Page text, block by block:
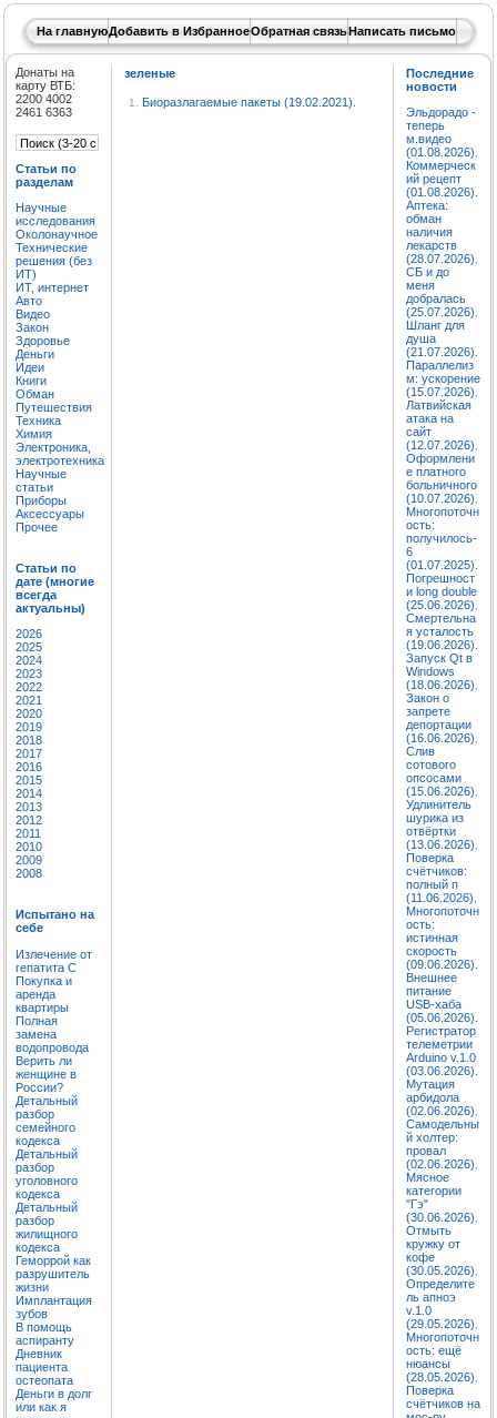
На главнуюДобавить в ИзбранноеОбратная связьНаписать письмо
Донаты на
карту ВТБ:
2200 4002
2461 6363
Статьи по
разделам
Научные
исследования
Околонаучное
Технические
решения (без
ИТ)
ИТ, интернет
Авто
Видео
Закон
Здоровье
Деньги
Идеи
Книги
Обман
Путешествия
Техника
Химия
Электроника,
электротехника
Научные
статьи
Приборы
Аксессуары
Прочее
Статьи по
дате (многие
всегда
актуальны)
2026
2025
2024
2023
2022
2021
2020
2019
2018
2017
2016
2015
2014
2013
2012
2011
2010
2009
2008
Испытано на
себе
Излечение от
гепатита C
Покупка и
аренда
квартиры
Полная
замена
водопровода
Верить ли
женщине в
России?
Детальный
разбор
семейного
кодекса
Детальный
разбор
уголовного
кодекса
Детальный
разбор
жилищного
кодекса
Геморрой как
разрушитель
жизни
Имплантация
зубов
В помощь
аспиранту
Дневник
пациента
остеопата
Деньги в долг
или как я
зеленые
1. Биоразлагаемые пакеты (19.02.2021).
Последние
новости
Эльдорадо -
теперь
м.видео
(01.08.2026).
Коммерческ
ий рецепт
(01.08.2026).
Аптека:
обман
наличия
лекарств
(28.07.2026).
СБ и до
меня
добралась
(25.07.2026).
Шланг для
душа
(21.07.2026).
Параллелиз
м: ускорение
(15.07.2026).
Латвийская
атака на
сайт
(12.07.2026).
Оформлени
е платного
больничного
(10.07.2026).
Многопоточн
ость:
получилось-
6
(01.07.2025).
Погрешност
и long double
(25.06.2026).
Смертельна
я усталость
(19.06.2026).
Запуск Qt в
Windows
(18.06.2026).
Закон о
запрете
депортации
(16.06.2026).
Слив
сотового
опсосами
(15.06.2026).
Удлинитель
шурика из
отвёртки
(13.06.2026).
Поверка
счётчиков:
полный п
(11.06.2026).
Многопоточн
ость:
истинная
скорость
(09.06.2026).
Внешнее
питание
USB-хаба
(05.06.2026).
Регистратор
телеметрии
Arduino v.1.0
(03.06.2026).
Мутация
арбидола
(02.06.2026).
Самодельны
й холтер:
провал
(02.06.2026).
Мясное
категории
"Гэ"
(30.06.2026).
Отмыть
кружку от
кофе
(30.05.2026).
Определите
ль апноэ
v.1.0
(29.05.2026).
Многопоточн
ость: ещё
нюансы
(28.05.2026).
Поверка
счётчиков на